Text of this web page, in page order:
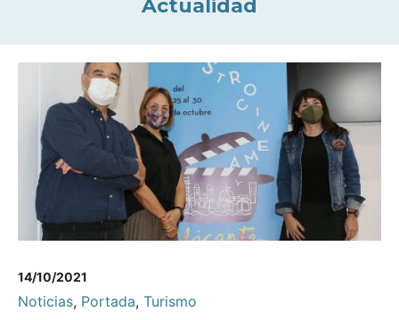
Actualidad
14/10/2021
Noticias, Portada, Turismo